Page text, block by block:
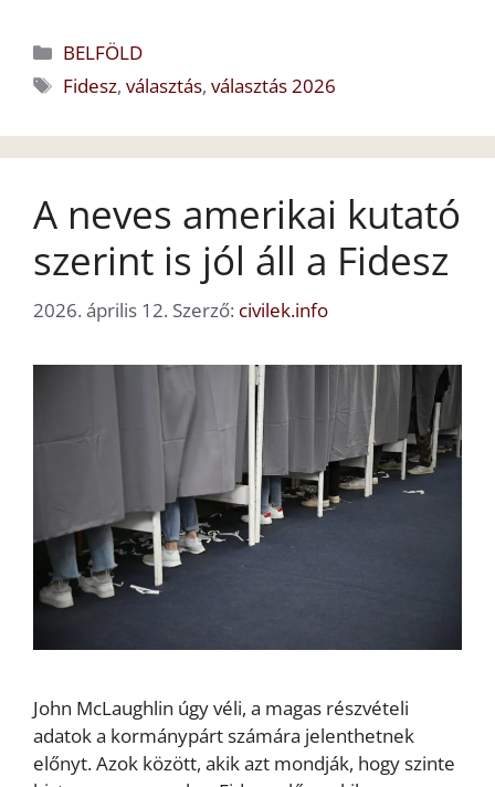
Kategória
BELFÖLD
Címkék
Fidesz,választás,választás 2026
A neves amerikai kutató
szerint is jól áll a Fidesz
2026. április 12. Szerző: civilek.info
John McLaughlin úgy véli, a magas részvételi
adatok a kormánypárt számára jelenthetnek
előnyt. Azok között, akik azt mondják, hogy szinte